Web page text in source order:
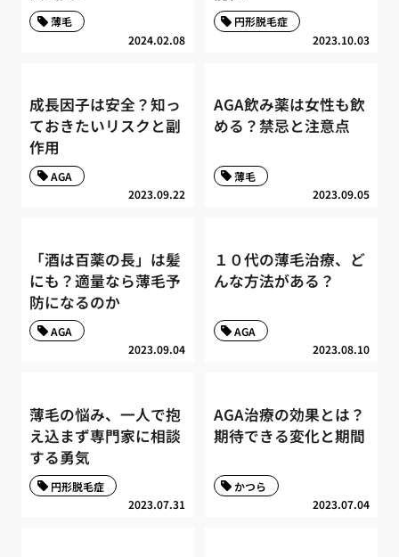
2024.02.08
薄毛
2023.10.03
円形脱毛症
成長因子は安全？知っ
ておきたいリスクと副
作用
2023.09.22
AGA
AGA飲み薬は女性も飲
める？禁忌と注意点
2023.09.05
薄毛
「酒は百薬の長」は髪
にも？適量なら薄毛予
防になるのか
2023.09.04
AGA
１０代の薄毛治療、ど
んな方法がある？
2023.08.10
AGA
薄毛の悩み、一人で抱
え込まず専門家に相談
する勇気
2023.07.31
円形脱毛症
AGA治療の効果とは？
期待できる変化と期間
2023.07.04
かつら